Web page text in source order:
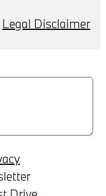
Legal Disclaimer